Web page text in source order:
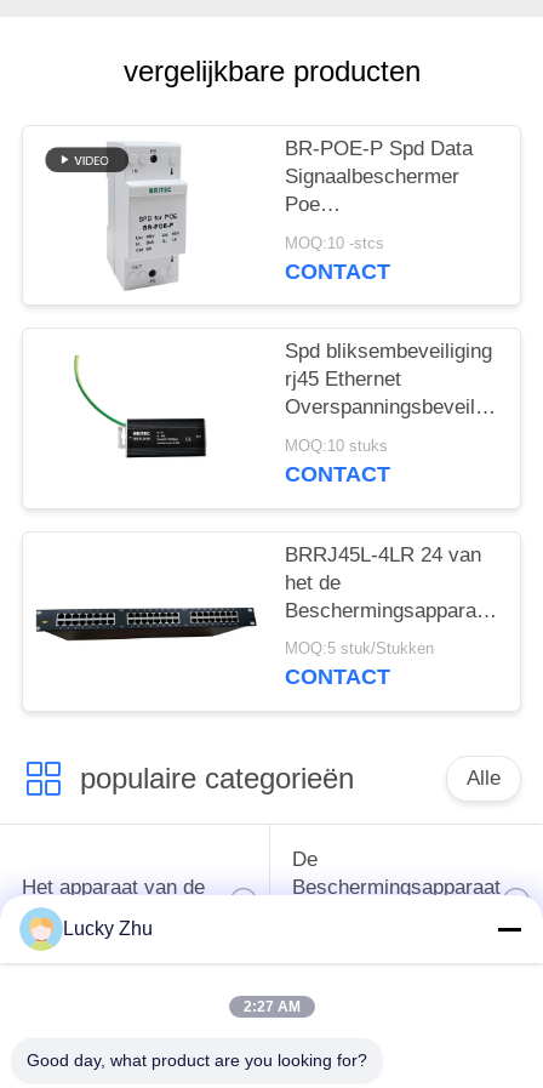
vergelijkbare producten
BR-POE-P Spd Data
Signaalbeschermer
Poe
Overspanningsbeveiliging
48V China ethernet
camera
MOQ:10 -stcs
CONTACT
Spd bliksembeveiliging
rj45 Ethernet
Overspanningsbeveiliging
Signaal 1000Mbps
China ethernet
MOQ:10 stuks
CONTACT
BRRJ45L-4LR 24 van
het de
Beschermingsapparaat
van de Havenrj45
Ethernet Schommeling
MOQ:5 stuk/Stukken
CONTACT
populaire categorieën Alle
Het apparaat van de
schommelingsbescherming
De
Beschermingsapparaat
van de 2
Type van
Beschermend
Lucky Zhu
2:27 AM
Good day, what product are you looking for?